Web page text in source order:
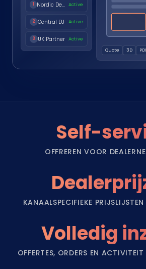
1 Nordic Dealer Active
2 Central EU Active
3 UK Partner Active
Quote 3D
Self-
OFFREREN VOOR
KANAALSPECIFIEKE
Volledig
OFFERTES, ORDERS EN